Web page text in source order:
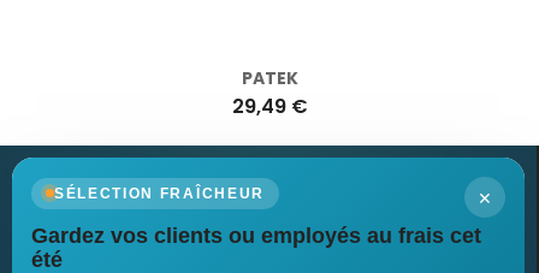
PATEK
29,49 €
×
SÉLECTION FRAÎCHEUR
Gardez vos clients ou employés au frais cet
été
Newsletter